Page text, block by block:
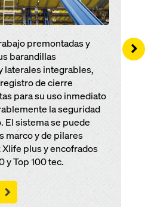
premontadas y
barandillas
laterales integrables,
de cierre
para su uso inmediato
la seguridad
El sistema se puede
marco y de pilares
Xlife plus y encofrados
y Top 100 tec.